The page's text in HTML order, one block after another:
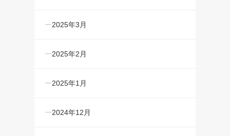
2025年3月
2025年2月
2025年1月
2024年12月